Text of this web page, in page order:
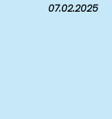
07.02.2025